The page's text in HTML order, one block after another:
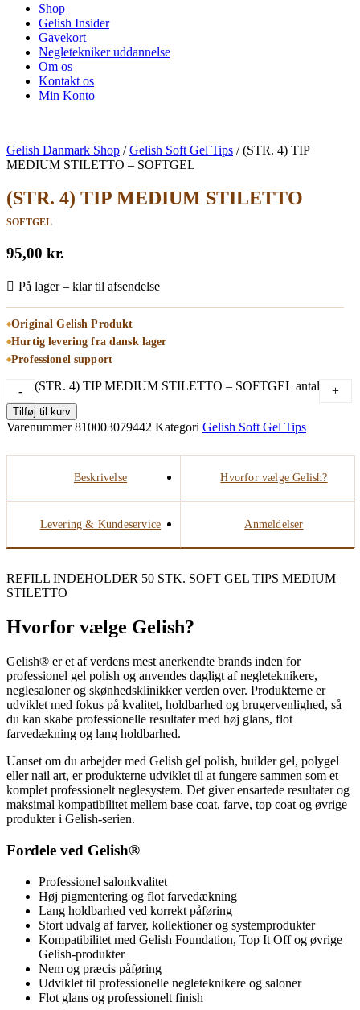
Shop
Gelish Insider
Gavekort
Negletekniker uddannelse
Om os
Kontakt os
Min Konto
Gelish Danmark Shop /Gelish Soft Gel Tips /(STR. 4) TIP
MEDIUM STILETTO – SOFTGEL
(STR. 4) TIP MEDIUM STILETTO
SOFTGEL
95,00 kr.
På lager – klar til afsendelse
Original Gelish Produkt
Hurtig levering fra dansk lager
Professionel support
- (STR. 4) TIP MEDIUM STILETTO – SOFTGEL antal +
Tilføj til kurv
Varenummer810003079442 Kategori Gelish Soft Gel Tips
Beskrivelse Hvorfor vælge Gelish?
Levering & Kundeservice Anmeldelser
REFILL INDEHOLDER 50 STK. SOFT GEL TIPS MEDIUM
STILETTO
Hvorfor vælge Gelish?
Gelish® er et af verdens mest anerkendte brands inden for
professionel gel polish og anvendes dagligt af negleteknikere,
neglesaloner og skønhedsklinikker verden over. Produkterne er
udviklet med fokus på kvalitet, holdbarhed og brugervenlighed, så
du kan skabe professionelle resultater med høj glans, flot
farvedækning og lang holdbarhed.
Uanset om du arbejder med Gelish gel polish, builder gel, polygel
eller nail art, er produkterne udviklet til at fungere sammen som et
komplet professionelt neglesystem. Det giver ensartede resultater og
maksimal kompatibilitet mellem base coat, farve, top coat og øvrige
produkter i Gelish-serien.
Fordele ved Gelish®
Professionel salonkvalitet
Høj pigmentering og flot farvedækning
Lang holdbarhed ved korrekt påføring
Stort udvalg af farver, kollektioner og systemprodukter
Kompatibilitet med Gelish Foundation, Top It Off og øvrige
Gelish-produkter
Nem og præcis påføring
Udviklet til professionelle negleteknikere og saloner
Flot glans og professionelt finish